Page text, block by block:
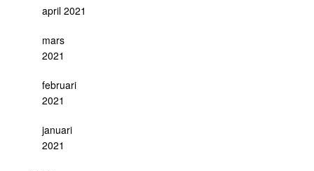
april 2021
mars
2021
februari
2021
januari
2021